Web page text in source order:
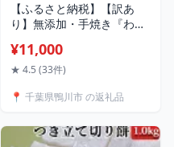
【ふるさと納税】【訳あ
り】無添加・手焼き『われ
[0011-0050]
¥11,000
★ 4.5 (33件)
📍 千葉県鴨川市 の返礼品